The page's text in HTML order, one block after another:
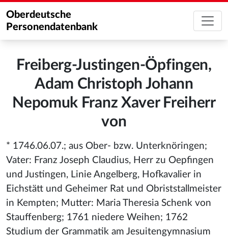
Oberdeutsche
Personendatenbank
Freiberg-Justingen-Öpfingen,
Adam Christoph Johann
Nepomuk Franz Xaver Freiherr
von
* 1746.06.07.; aus Ober- bzw. Unterknöringen;
Vater: Franz Joseph Claudius, Herr zu Oepfingen
und Justingen, Linie Angelberg, Hofkavalier in
Eichstätt und Geheimer Rat und Obriststallmeister
in Kempten; Mutter: Maria Theresia Schenk von
Stauffenberg; 1761 niedere Weihen; 1762
Studium der Grammatik am Jesuitengymnasium